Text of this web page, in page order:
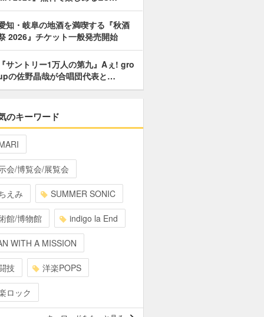
知・岐阜の地酒を満喫する『秋酒
2026』チケット一般発売開始
『サントリー1万人の第九』Aぇ! gro
の佐野晶哉が合唱団代表と…
のキーワード
会/博覧会/展覧会
えみ SUMMER SONIC
館/博物館 indigo la End
WITH A MISSION
技 洋楽POPS
ロック